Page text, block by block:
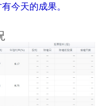
今天的成果。